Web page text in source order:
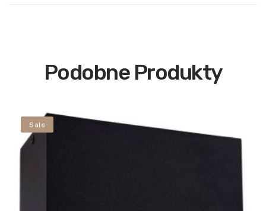
Podobne Produkty
Sale